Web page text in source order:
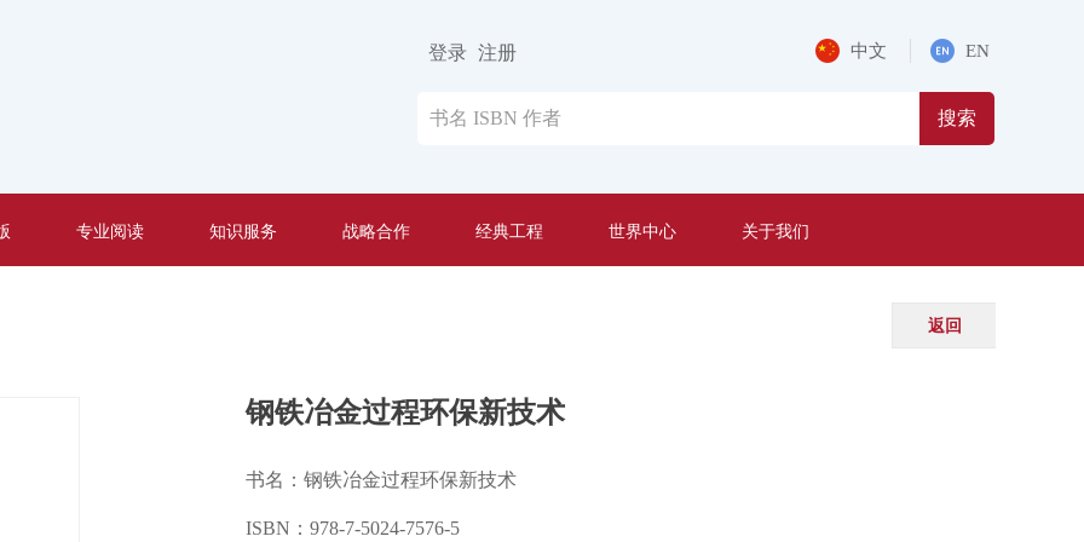
搜索
中文 EN
登录 注册
专业阅读 知识服务 战略合作 经典工程 世界中心 关于我们
钢铁冶金过程环保新技术
书名：钢铁冶金过程环保新技术
ISBN：978-7-5024-7576-5
返回